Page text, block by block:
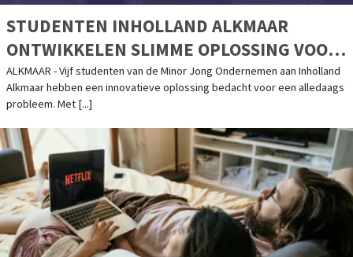
STUDENTEN INHOLLAND ALKMAAR
ONTWIKKELEN SLIMME OPLOSSING VOOR
FYSIEKE ONGEMAKKEN
ALKMAAR - Vijf studenten van de Minor Jong Ondernemen aan Inholland
Alkmaar hebben een innovatieve oplossing bedacht voor een alledaags
probleem. Met [...]